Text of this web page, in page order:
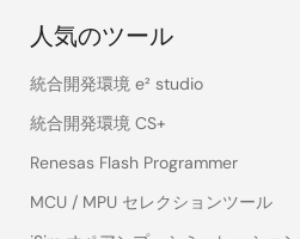
人気のツール
統合開発環境 e² studio
統合開発環境 CS+
Renesas Flash Programmer
MCU / MPU セレクションツール